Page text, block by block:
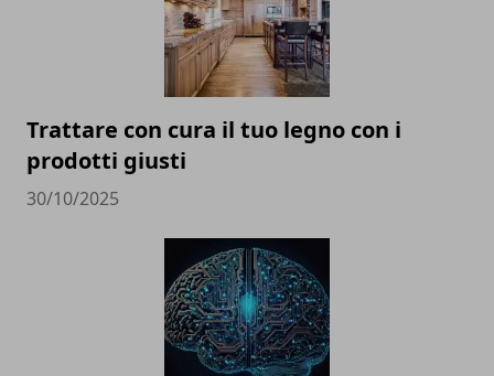
Trattare con cura il tuo legno con i
prodotti giusti
30/10/2025